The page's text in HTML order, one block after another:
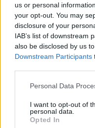
us or personal
your opt-out. You may
disclosure of your
IAB’s list of downstream
also be disclosed by us
Downstream Participants
Please note that this
not limited to your visit
grant or deny consent to
use your data for below
Personal Data
I want to opt-out of
personal data.
Opted In
Continue lendo
INVESTIMENTOS